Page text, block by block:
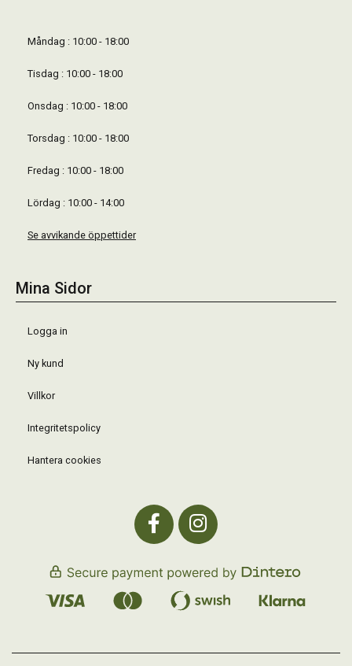
Måndag : 10:00 - 18:00
Tisdag : 10:00 - 18:00
Onsdag : 10:00 - 18:00
Torsdag : 10:00 - 18:00
Fredag : 10:00 - 18:00
Lördag : 10:00 - 14:00
Se avvikande öppettider
Mina Sidor
Logga in
Ny kund
Villkor
Integritetspolicy
Hantera cookies